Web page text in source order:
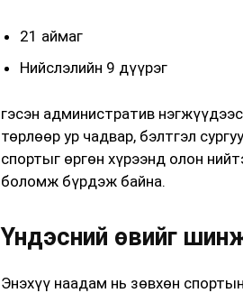
21 аймаг
Нийслэлийн 9 дүүрэг
гэсэн административ
төрлөөр ур чадвар, бэлтгэл
спортыг өргөн хүрээнд олон
боломж бүрдэж байна.
Үндэсний өвийг
Энэхүү наадам нь зөвхөн